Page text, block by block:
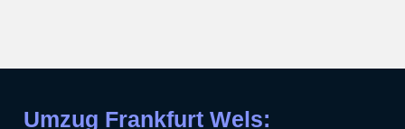
Umzug Frankfurt Wels: